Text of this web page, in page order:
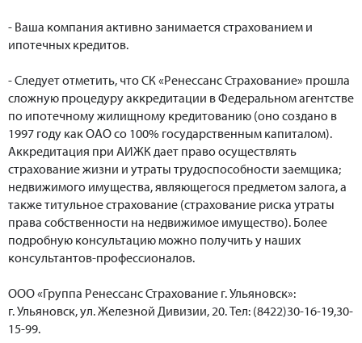
- Ваша компания активно занимается страхованием и
ипотечных кредитов.
- Следует отметить, что СК «Ренессанс Страхование» прошла
сложную процедуру аккредитации в Федеральном агентстве
по ипотечному жилищному кредитованию (оно создано в
1997 году как ОАО со 100% государственным капиталом).
Аккредитация при АИЖК дает право осуществлять
страхование жизни и утраты трудоспособности заемщика;
недвижимого имущества, являющегося предметом залога, а
также титульное страхование (страхование риска утраты
права собственности на недвижимое имущество). Более
подробную консультацию можно получить у наших
консультантов-профессионалов.
ООО «Группа Ренессанс Страхование г. Ульяновск»:
г. Ульяновск, ул. Железной Дивизии, 20. Тел: (8422)30-16-19,30-
15-99.